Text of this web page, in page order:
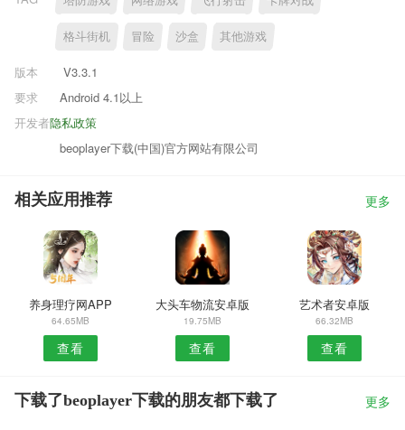
格斗街机 冒险 沙盒 其他游戏
版本
V3.3.1
要求
Android 4.1以上
隐私政策
开发者
beoplayer下载(中国)官方网站有限公司
相关应用推荐 更多
养身理疗网APP
64.65MB
查看
大头车物流安卓版
19.75MB
查看
艺术者安卓版
66.32MB
查看
下载了beoplayer下载的朋友都下载了 更多